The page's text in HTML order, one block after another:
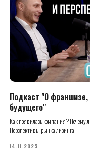
Подкаст "О франшизе,
будущего"
Как появилась компания? Почему
Перспективы рынка лизинга
14.11.2025